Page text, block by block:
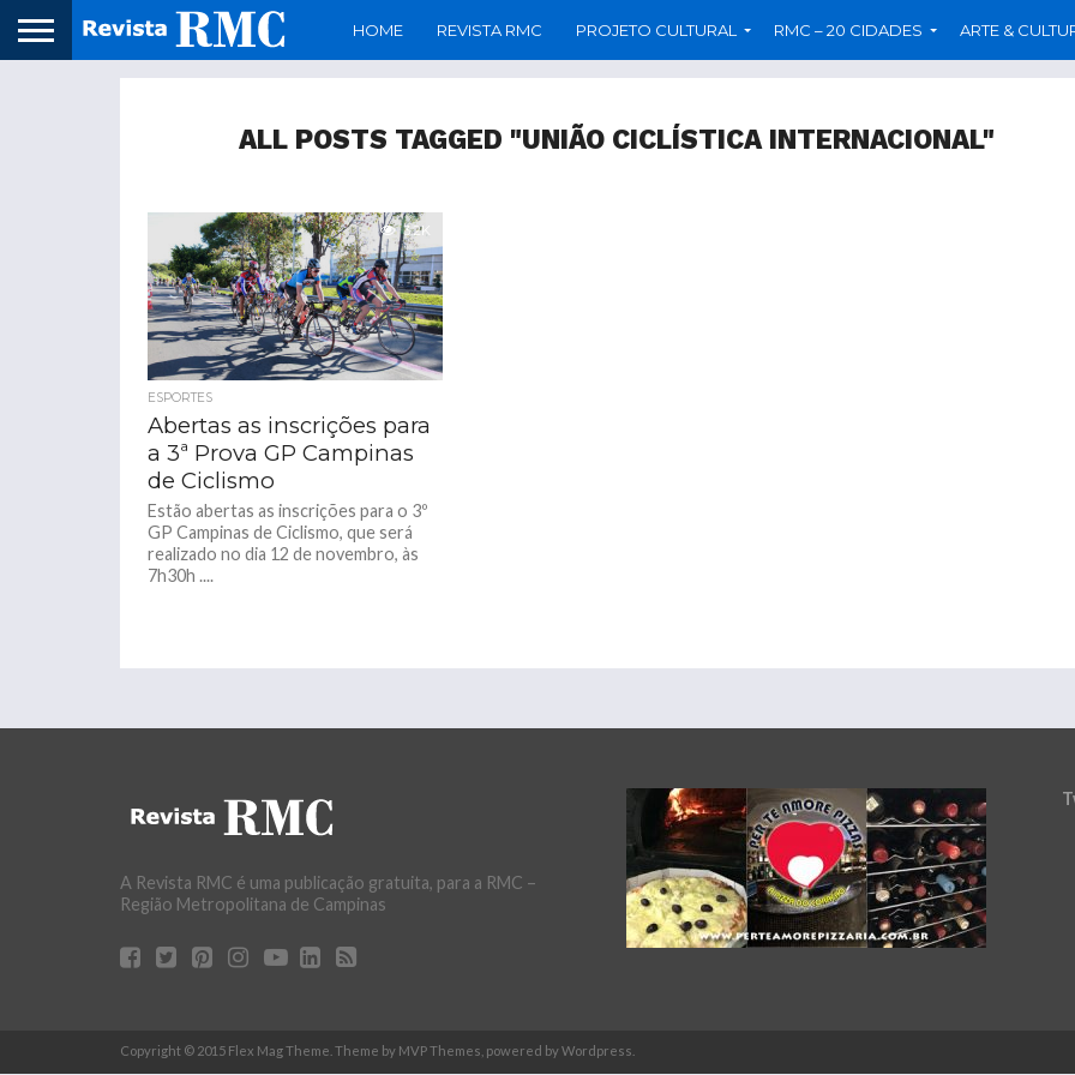
HOME REVISTA RMC PROJETO CULTURAL RMC – 20 CIDADES ARTE &
ALL POSTS TAGGED "UNIÃO CICLÍSTICA INTERNACIONAL"
3.2K
ESPORTES
Abertas as inscrições para
a 3ª Prova GP Campinas
de Ciclismo
Estão abertas as inscrições para o 3º
GP Campinas de Ciclismo, que será
realizado no dia 12 de novembro, às
7h30h ....
A Revista RMC é uma publicação gratuita, para a RMC –
Região Metropolitana de Campinas
Copyright © 2015 Flex Mag Theme. Theme by MVP Themes, powered by Wordpress.